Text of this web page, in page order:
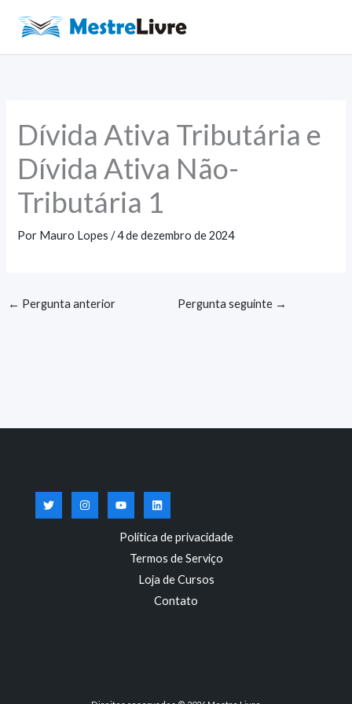
para
o
Dívida Ativa Tributária e
Dívida Ativa Não-
Tributária 1
Por Mauro Lopes/4 de dezembro de 2024
← Pergunta anterior Pergunta seguinte →
Política de privacidade
Termos de Serviço
Loja de Cursos
Contato